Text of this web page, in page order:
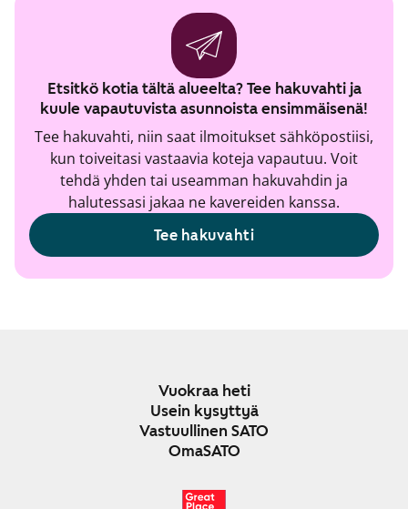
Etsitkö kotia tältä alueelta? Tee hakuvahti ja
kuule vapautuvista asunnoista ensimmäisenä!
Tee hakuvahti, niin saat ilmoitukset sähköpostiisi,
kun toiveitasi vastaavia koteja vapautuu. Voit
tehdä yhden tai useamman hakuvahdin ja
halutessasi jakaa ne kavereiden kanssa.
Tee hakuvahti
Vuokraa heti
Usein kysyttyä
Vastuullinen SATO
OmaSATO